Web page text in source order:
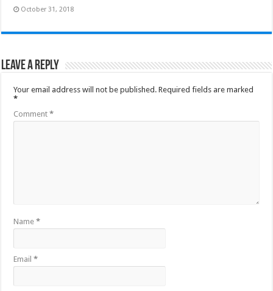
October 31, 2018
Leave a Reply
Your email address will not be published. Required fields are marked
*
Comment*
Name*
Email*